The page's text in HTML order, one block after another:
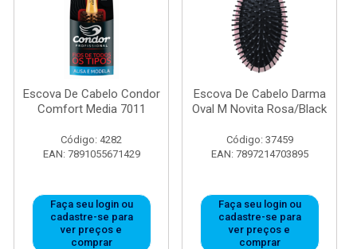
Escova De Cabelo Condor
Comfort Media 7011
Código: 4282
EAN: 7891055671429
Faça seu login ou
cadastre-se para
ver preços e
comprar
Escova De Cabelo Darma
Oval M Novita Rosa/Black
Código: 37459
EAN: 7897214703895
Faça seu login ou
cadastre-se para
ver preços e
comprar